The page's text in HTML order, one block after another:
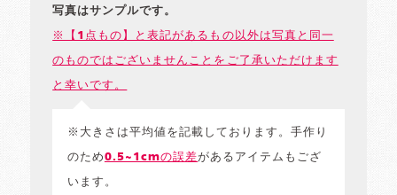
写真はサンプルです。
※【1点もの】と表記があるもの以外は写真と同一
のものではございませんことをご了承いただけます
と幸いです。
※大きさは平均値を記載しております。手作り
のため0.5~1cmの誤差があるアイテムもござ
います。